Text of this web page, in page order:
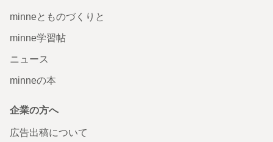
minneとものづくりと
minne学習帖
ニュース
minneの本
企業の方へ
広告出稿について